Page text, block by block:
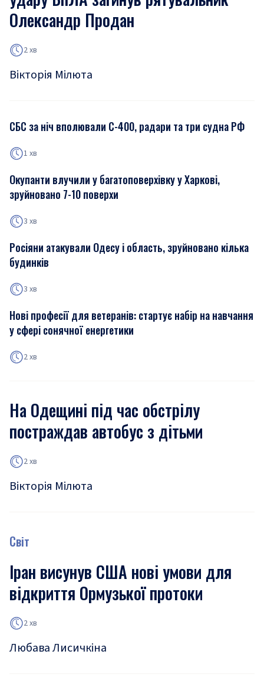
Олександр Продан
2 хв
Вікторія Мілюта
СБС за ніч вполювали С-400, радари та три судна РФ
1 хв
Окупанти влучили у багатоповерхівку у Харкові,
зруйновано 7-10 поверхи
3 хв
Росіяни атакували Одесу і область, зруйновано кілька
будинків
3 хв
Нові професії для ветеранів: стартує набір на навчання
у сфері сонячної енергетики
2 хв
На Одещині під час обстрілу
постраждав автобус з дітьми
2 хв
Вікторія Мілюта
Світ
Іран висунув США нові умови для
відкриття Ормузької протоки
2 хв
Любава Лисичкіна